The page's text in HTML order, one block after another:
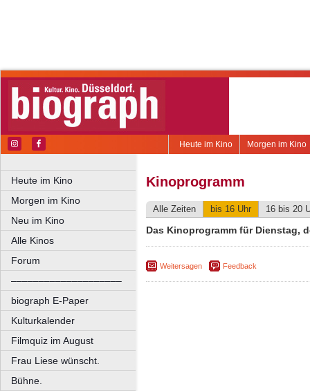
Morgen im Kino
Heute im Kino
Heute im Kino
Morgen im Kino
Neu im Kino
Alle Kinos
Forum
––––––––––––––––––––
biograph E-Paper
Kulturkalender
Filmquiz im August
Frau Liese wünscht.
Bühne.
Kinoprogramm
Alle Zeiten bis 16 Uhr 16 bis 20
Das Kinoprogramm für Dienstag,
Weitersagen Feedback